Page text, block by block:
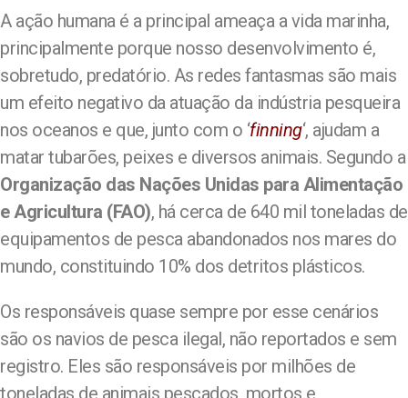
A ação humana é a principal ameaça a vida marinha,
principalmente porque nosso desenvolvimento é,
sobretudo, predatório. As redes fantasmas são mais
um efeito negativo da atuação da indústria pesqueira
nos oceanos e que, junto com o ‘finning‘, ajudam a
matar tubarões, peixes e diversos animais. Segundo a
Organização das Nações Unidas para Alimentação
e Agricultura (FAO), há cerca de 640 mil toneladas de
equipamentos de pesca abandonados nos mares do
mundo, constituindo 10% dos detritos plásticos.
Os responsáveis quase sempre por esse cenários
são os navios de pesca ilegal, não reportados e sem
registro. Eles são responsáveis por milhões de
toneladas de animais pescados, mortos e